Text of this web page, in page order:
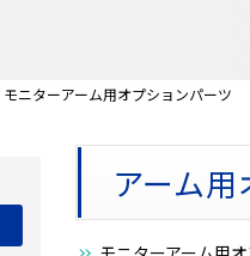
モニターアーム用オプションパーツ
アーム